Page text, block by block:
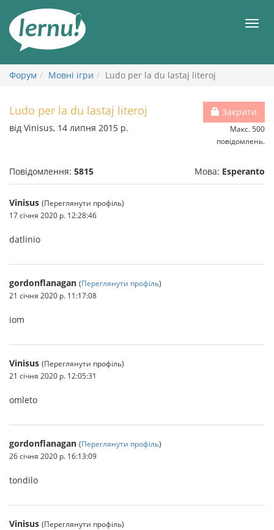
змісту
Форум Мовні ігри Ludo per la du lastaj literoj
Закрити
Макс. 500
повідомлень.
Ludo per la du lastaj literoj
від Vinisus, 14 липня 2015 р.
Повідомлення: 5815 Мова: Esperanto
Vinisus (Переглянути профіль)
17 січня 2020 р. 12:28:46
datlinio
gordonflanagan (Переглянути профіль)
21 січня 2020 р. 11:17:08
iom
Vinisus (Переглянути профіль)
21 січня 2020 р. 12:05:31
omleto
gordonflanagan (Переглянути профіль)
26 січня 2020 р. 16:13:09
tondilo
Vinisus (Переглянути профіль)